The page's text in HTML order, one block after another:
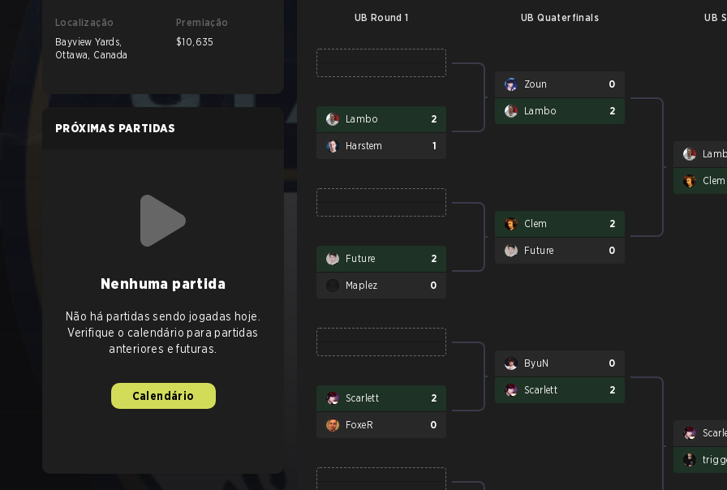
Localização
Bayview Yards,
Ottawa, Canada
Premiação
$10,635
PRÓXIMAS PARTIDAS
Nenhuma partida
Não há partidas sendo jogadas hoje.
Verifique o calendário para partidas
anteriores e futuras.
Calendário
UB Round 1 UB Quaterfinals UB
Lambo 2
Harstem 1
Future 2
Maplez 0
Scarlett 2
FoxeR 0
Zoun 0
Lambo 2
Clem 2
Future 0
ByuN 0
Scarlett 2
Clem